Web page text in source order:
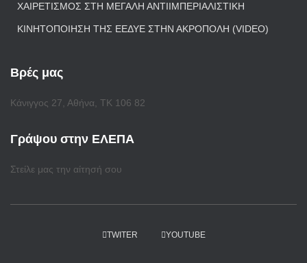
ΧΑΙΡΕΤΙΣΜΌΣ ΣΤΗ ΜΕΓΆΛΗ ΑΝΤΙΙΜΠΕΡΙΑΛΙΣΤΙΚΉ
ΚΙΝΗΤΟΠΟΊΗΣΗ ΤΗΣ ΕΕΔΥΕ ΣΤΗΝ ΑΚΡΌΠΟΛΗ (VIDEO)
Βρές μας
Κάνιγγος 27, Αθήνα, ΤΚ 106 82
Γράψου στην ΕΛΕΠΑ
Στείλε μας την αίτησή σου
TWITER YOUTUBE